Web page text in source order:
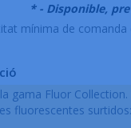
* - Disponible,
mínima de
gama Fluor
fluorescentes